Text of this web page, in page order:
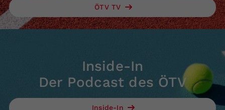
ÖTV TV
Inside-In
Der Podcast des ÖTV
Inside-In